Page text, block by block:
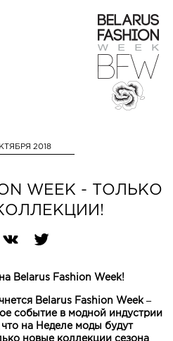
2018
WEEK - ТОЛЬКО
Belarus Fashion Week!
Belarus Fashion Week –
событие в модной индустрии
на Неделе моды будут
новые коллекции сезона